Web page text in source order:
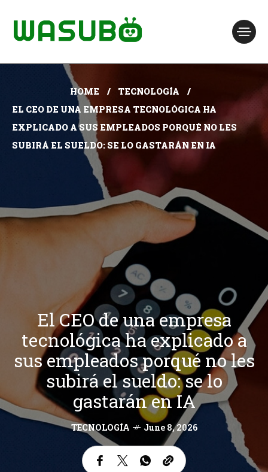
HOME
TECNOLOGÍA
EL CEO DE UNA EMPRESA TECNOLÓGICA HA
EXPLICADO A SUS EMPLEADOS PORQUÉ NO LES
SUBIRÁ EL SUELDO: SE LO GASTARÁN EN IA
El CEO de una empresa
tecnológica ha explicado a
sus empleados porqué no les
subirá el sueldo: se lo
gastarán en IA
TECNOLOGÍA June 8, 2026